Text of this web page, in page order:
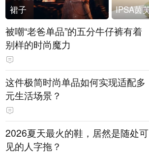
裙子
被嘲“老爸单品”的五分牛仔裤有着
别样的时尚魔力
这件极简时尚单品如何实现适配多
元生活场景？
2026夏天最火的鞋，居然是随处可
见的人字拖？